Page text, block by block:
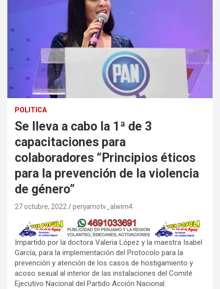
POLITICA
Se lleva a cabo la 1ª de 3
capacitaciones para
colaboradores “Principios éticos
para la prevención de la violencia
de género”
27 octubre, 2022 penjamotv_alwim4
Impartido por la doctora Valeria López y la maestra Isabel
García, para la implementación del Protocolo para la
prevención y atención de los casos de hostigamiento y
acoso sexual al interior de las instalaciones del Comité
Ejecutivo Nacional del Partido Acción Nacional.